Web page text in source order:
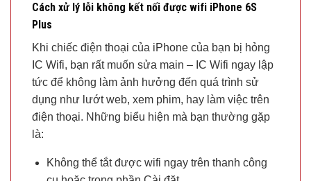
Cách xử lý lỗi không kết nối được wifi iPhone 6S
Plus
Khi chiếc điện thoại của iPhone của bạn bị hỏng
IC Wifi, bạn rất muốn sửa main – IC Wifi ngay lập
tức để không làm ảnh hưởng đến quá trình sử
dụng như lướt web, xem phim, hay làm việc trên
điện thoại. Những biểu hiện mà bạn thường gặp
là:
Không thể tắt được wifi ngay trên thanh công